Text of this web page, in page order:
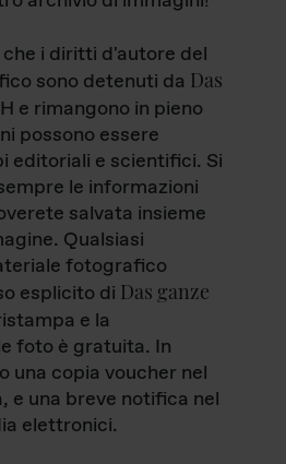
i diritti d'autore del
sono detenuti da Das
e rimangono in pieno
possono essere
editoriali e scientifici. Si
le informazioni
salvata insieme
Qualsiasi
fotografico
esplicito di Das ganze
e la
foto è gratuita. In
una copia voucher nel
e una breve notifica nel
elettronici.